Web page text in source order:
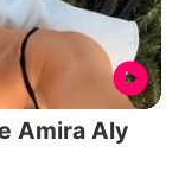
Amira Aly